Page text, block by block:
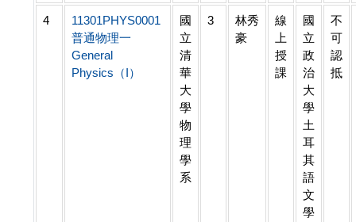
4
11301PHYS0001
普通物理一
General
Physics（I）
國
立
清
華
大
學
物
理
學
系
3
林秀
豪
線
上
授
課
國
立
政
治
大
學
土
耳
其
語
文
學
不
可
認
抵